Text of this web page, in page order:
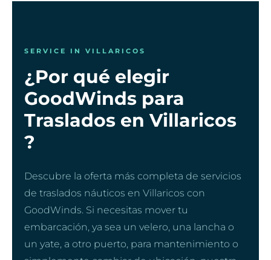
SERVICE IN VILLARICOS
¿Por qué elegir
GoodWinds para
Traslados en Villaricos
?
Descubre la oferta más completa de servicios
de traslados náuticos en Villaricos con
GoodWinds. Si necesitas mover tu
embarcación, ya sea un velero, una lancha o
un yate, a otro puerto, para mantenimiento o